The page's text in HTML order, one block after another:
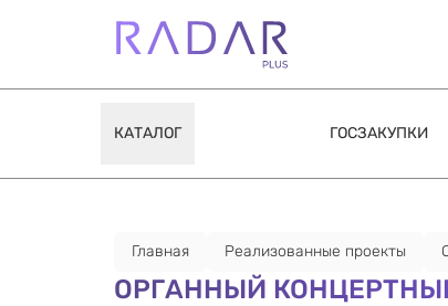
КАТАЛОГ ГОСЗАКУПКИ
Главная Реализованные проекты
ОРГАННЫЙ